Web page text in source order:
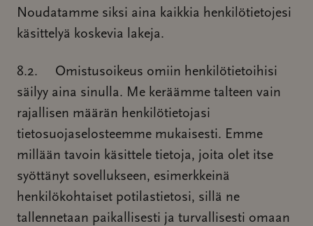
Noudatamme siksi aina kaikkia henkilötietojesi
käsittelyä koskevia lakeja.
8.2. Omistusoikeus omiin henkilötietoihisi
säilyy aina sinulla. Me keräämme talteen vain
rajallisen määrän henkilötietojasi
tietosuojaselosteemme mukaisesti. Emme
millään tavoin käsittele tietoja, joita olet itse
syöttänyt sovellukseen, esimerkkeinä
henkilökohtaiset potilastietosi, sillä ne
tallennetaan paikallisesti ja turvallisesti omaan